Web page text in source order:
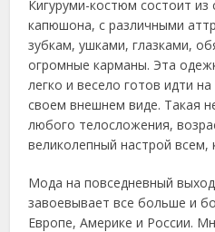
Кигуруми-костюм состоит
капюшона, с различными
зубкам, ушками, глазками,
огромные карманы. Эта
легко и весело готов идти
своем внешнем виде. Такая
любого телосложения,
великолепный настрой всем,
Мода на повседневный
завоевывает все больше и
Европе, Америке и России.